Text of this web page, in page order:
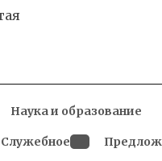
Наука и образование
Служебное